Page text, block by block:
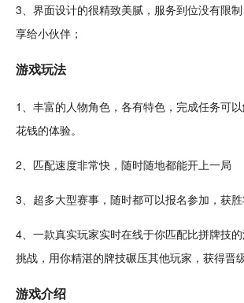
3、界面设计的很精致美腻，服务到位没有限
享给小伙伴；
游戏玩法
1、丰富的 人物角色 ，各有特色，完成任务可以
花钱的体验。
2、匹配速度非常快， 随时随地都能开上一局
3、超多大型赛事，随时都可以报名参加，获
4、一款真实玩家实时在线于你匹配比拼牌技
挑战 ，用你精湛的牌技碾压其他玩家，获得晋级
游戏介绍